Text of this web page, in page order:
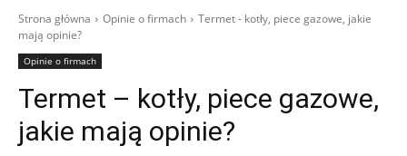
Strona główna Opinie o firmach
Termet - kotły, piece gazowe, jakie
mają opinie?
Opinie o firmach
Termet – kotły, piece gazowe,
jakie mają opinie?